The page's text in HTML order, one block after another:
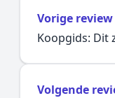
Vorige review
Koopgids: Dit
Volgende